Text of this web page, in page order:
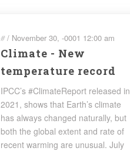
#/ November 30, -0001 12:00 am
Climate - New
temperature record
IPCC’s #ClimateReport released in
2021, shows that Earth’s climate
has always changed naturally, but
both the global extent and rate of
recent warming are unusual. July